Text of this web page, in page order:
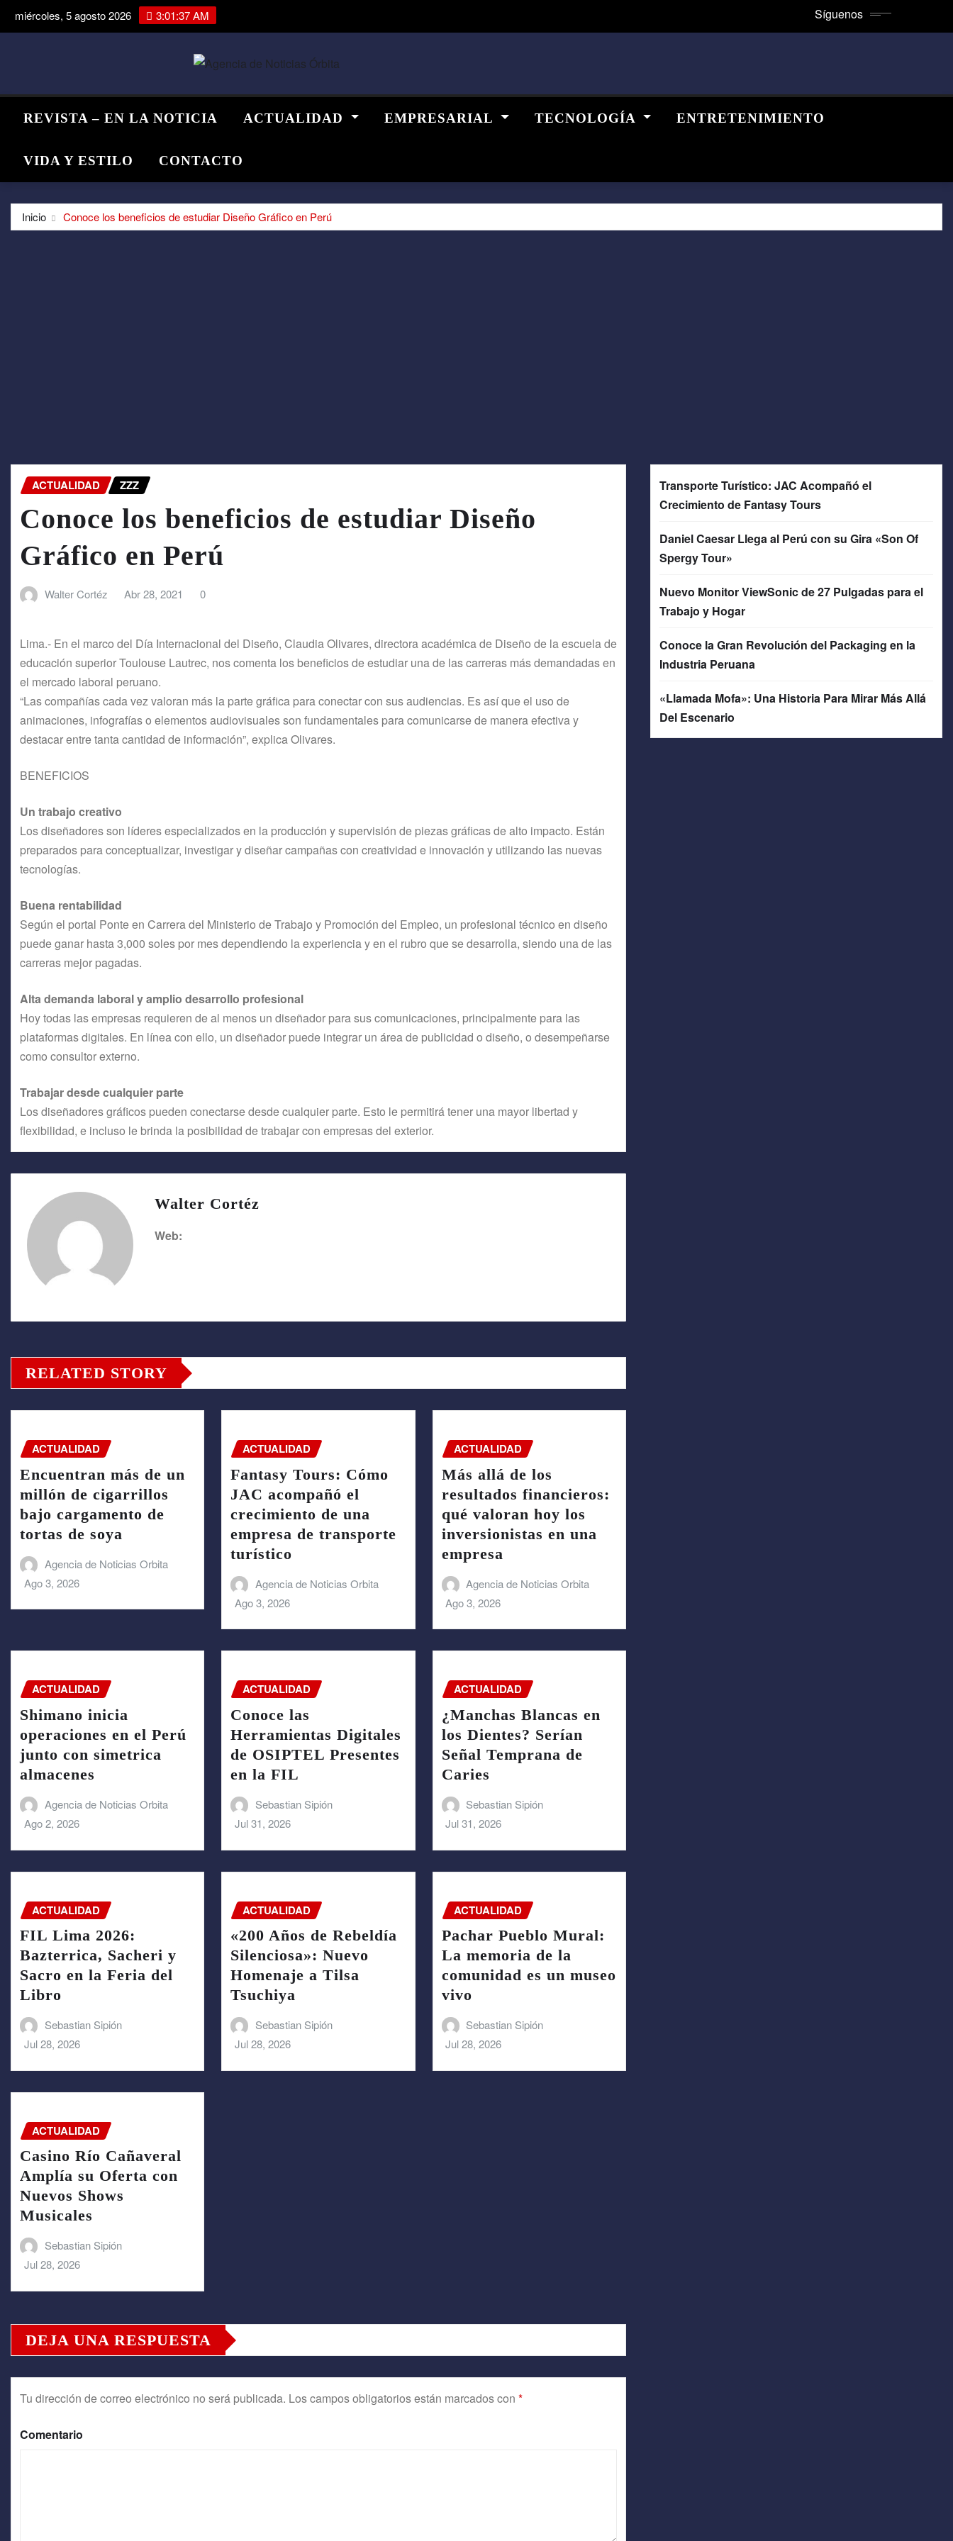
Saltarmiércoles, 5 agosto 2026 3:01:37 AM Síguenos
REVISTA – EN LA NOTICIA ACTUALIDAD EMPRESARIAL TECNOLOGÍA ENTRETENIMIENTO
VIDA Y ESTILO CONTACTO
Inicio Conoce los beneficios de estudiar Diseño Gráfico en Perú
ACTUALIDAD ZZZ
Conoce los beneficios de estudiar Diseño
Gráfico en Perú
Walter Cortéz Abr 28, 2021 0
Lima.- En el marco del Día Internacional del Diseño, Claudia Olivares, directora académica de Diseño de la escuela de
educación superior Toulouse Lautrec, nos comenta los beneficios de estudiar una de las carreras más demandadas en
el mercado laboral peruano.
“Las compañías cada vez valoran más la parte gráfica para conectar con sus audiencias. Es así que el uso de
animaciones, infografías o elementos audiovisuales son fundamentales para comunicarse de manera efectiva y
destacar entre tanta cantidad de información”, explica Olivares.
BENEFICIOS
Un trabajo creativo
Los diseñadores son líderes especializados en la producción y supervisión de piezas gráficas de alto impacto. Están
preparados para conceptualizar, investigar y diseñar campañas con creatividad e innovación y utilizando las nuevas
tecnologías.
Buena rentabilidad
Según el portal Ponte en Carrera del Ministerio de Trabajo y Promoción del Empleo, un profesional técnico en diseño
puede ganar hasta 3,000 soles por mes dependiendo la experiencia y en el rubro que se desarrolla, siendo una de las
carreras mejor pagadas.
Alta demanda laboral y amplio desarrollo profesional
Hoy todas las empresas requieren de al menos un diseñador para sus comunicaciones, principalmente para las
plataformas digitales. En línea con ello, un diseñador puede integrar un área de publicidad o diseño, o desempeñarse
como consultor externo.
Trabajar desde cualquier parte
Los diseñadores gráficos pueden conectarse desde cualquier parte. Esto le permitirá tener una mayor libertad y
flexibilidad, e incluso le brinda la posibilidad de trabajar con empresas del exterior.
Walter Cortéz
Web:
RELATED STORY
ACTUALIDAD
Encuentran más de un
millón de cigarrillos
bajo cargamento de
tortas de soya
Agencia de Noticias Orbita
Ago 3, 2026
ACTUALIDAD
Fantasy Tours: Cómo
JAC acompañó el
crecimiento de una
empresa de transporte
turístico
Agencia de Noticias Orbita
Ago 3, 2026
ACTUALIDAD
Más allá de los
resultados financieros:
qué valoran hoy los
inversionistas en una
empresa
Agencia de Noticias Orbita
Ago 3, 2026
ACTUALIDAD
Shimano inicia
operaciones en el Perú
junto con simetrica
almacenes
Agencia de Noticias Orbita
Ago 2, 2026
ACTUALIDAD
Conoce las
Herramientas Digitales
de OSIPTEL Presentes
en la FIL
Sebastian Sipión
Jul 31, 2026
ACTUALIDAD
¿Manchas Blancas en
los Dientes? Serían
Señal Temprana de
Caries
Sebastian Sipión
Jul 31, 2026
ACTUALIDAD
FIL Lima 2026:
Bazterrica, Sacheri y
Sacro en la Feria del
Libro
Sebastian Sipión
Jul 28, 2026
ACTUALIDAD
«200 Años de Rebeldía
Silenciosa»: Nuevo
Homenaje a Tilsa
Tsuchiya
Sebastian Sipión
Jul 28, 2026
ACTUALIDAD
Pachar Pueblo Mural:
La memoria de la
comunidad es un museo
vivo
Sebastian Sipión
Jul 28, 2026
ACTUALIDAD
Casino Río Cañaveral
Amplía su Oferta con
Nuevos Shows
Musicales
Sebastian Sipión
Jul 28, 2026
DEJA UNA RESPUESTA
Tu dirección de correo electrónico no será publicada. Los campos obligatorios están marcados con *
Comentario
Transporte Turístico: JAC Acompañó el
Crecimiento de Fantasy Tours
Daniel Caesar Llega al Perú con su Gira «Son Of
Spergy Tour»
Nuevo Monitor ViewSonic de 27 Pulgadas para el
Trabajo y Hogar
Conoce la Gran Revolución del Packaging en la
Industria Peruana
«Llamada Mofa»: Una Historia Para Mirar Más Allá
Del Escenario